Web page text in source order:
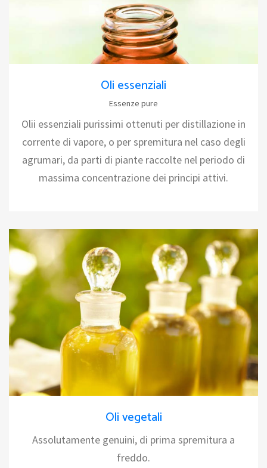
Oli essenziali
Essenze pure
Olii essenziali purissimi ottenuti per distillazione in
corrente di vapore, o per spremitura nel caso degli
agrumari, da parti di piante raccolte nel periodo di
massima concentrazione dei principi attivi.
Oli vegetali
Assolutamente genuini, di prima spremitura a
freddo.